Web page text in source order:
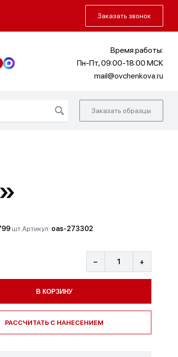
Заказать звонок
Время работы:
Пн-Пт, 09:00-18:00 МСК
mail@ovchenkova.ru
Заказать образцы
шт.Артикул: oas-273302
− +
В КОРЗИНУ
РАССЧИТАТЬ С НАНЕСЕНИЕМ